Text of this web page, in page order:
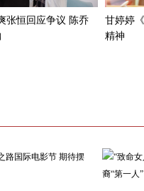
张恒回应争议 陈乔
甘婷婷
精神